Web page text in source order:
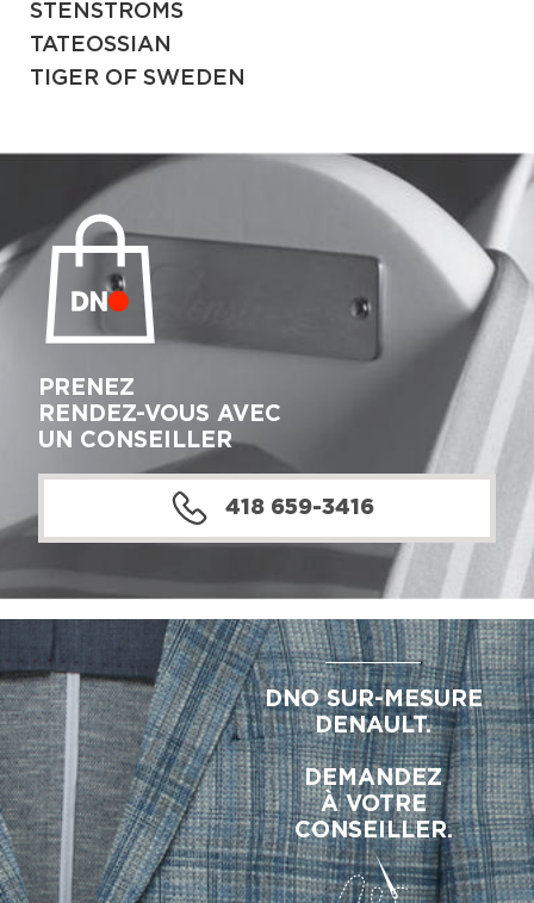
STENSTRÖMS
TATEOSSIAN
TIGER OF SWEDEN
PRENEZ
RENDEZ-VOUS AVEC
UN CONSEILLER
418 659-3416
DNO SUR-MESURE
DENAULT.
DEMANDEZ
À VOTRE
CONSEILLER.